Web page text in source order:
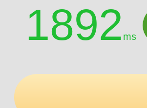
1892 ms